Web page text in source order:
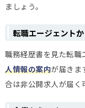
ましょう。
転職エージェント
職務経歴書を見た転職
人情報の案内が届きま
合は非公開求人が届く